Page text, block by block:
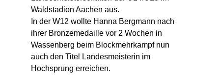
Waldstadion Aachen aus.
In der W12 wollte Hanna Bergmann nach
ihrer Bronzemedaille vor 2 Wochen in
Wassenberg beim Blockmehrkampf nun
auch den Titel Landesmeisterin im
Hochsprung erreichen.